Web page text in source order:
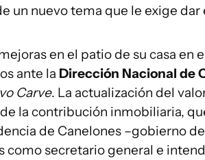
un nuevo tema que le exige
en el patio de su casa en
ante la Dirección Nacional de
Carve. La actualización del
la contribución inmobiliaria,
de Canelones –gobierno
como secretario general e